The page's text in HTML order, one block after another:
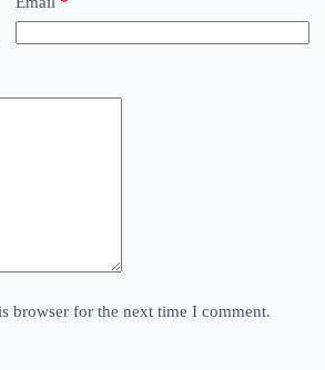
browser for the next time I comment.